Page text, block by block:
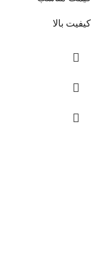
کیفیت بالا